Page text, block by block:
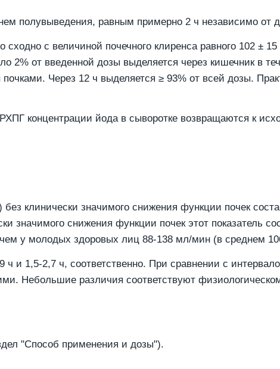
полувыведения, равным примерно 2 ч независимо от
с величиной почечного клиренса равного 102 ±
2% от введенной дозы выделяется через кишечник в
Через 12 ч выделяется ≥ 93% от всей дозы.
концентрации йода в сыворотке возвращаются к
клинически значимого снижения функции почек
снижения функции почек этот показатель
у молодых здоровых лиц 88-138 мл/мин (в среднем
и 1,5-2,7 ч, соответственно. При сравнении с
Небольшие различия соответствуют
"Способ применения и дозы").